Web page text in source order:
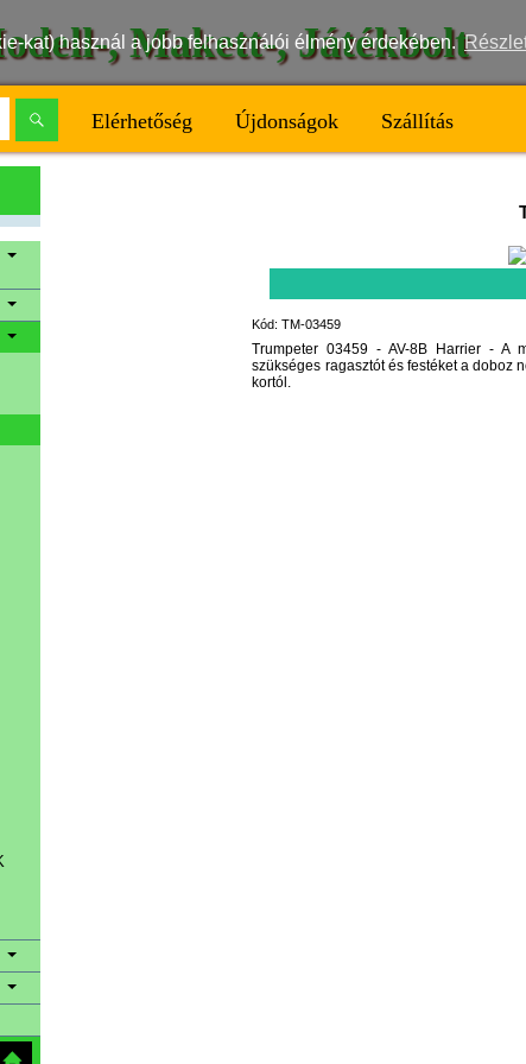
kat) használ a jobb felhasználói élmény érdekében.
, Makett-, Játékbolt
Elérhetőség Újdonságok Szállítás
Kód: TM-03459
Trumpeter 03459 - AV-8B Harrier - A
szükséges ragasztót és festéket a doboz
kortól.